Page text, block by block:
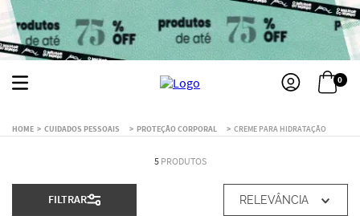
0
CUIDADOS PESSOAIS PROTEÇÃO CORPORAL CREME PARA HIDRATAÇÃO
5 PRODUTOS
FILTRAR RELEVÂNCIA